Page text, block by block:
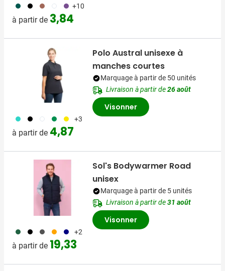
790 001 068 002 354 +10
à partir de 3,84
033 001 002 134 006 +3
à partir de 4,87
Polo Austral unisexe à
manches courtes
Marquage à partir de 50 unités
Livraison à partir de26 août
Visonner
374 001 387 007 536 +2
à partir de 19,33
Sol's Bodywarmer Road
unisex
Marquage à partir de 5 unités
Livraison à partir de31 août
Visonner